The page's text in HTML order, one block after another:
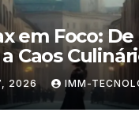
em Foco:
Caos
Imperdíveis
a 22 de
2026 IMM-